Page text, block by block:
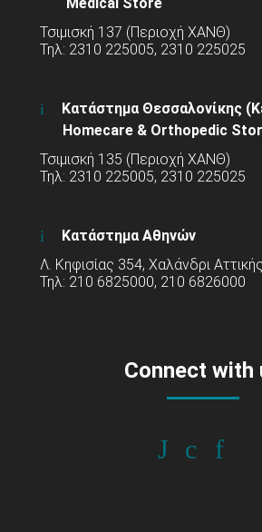
Τσιμισκή 137 (Περιοχή ΧΑΝΘ)
Τηλ: 2310 225005, 2310 225025
Κατάστημα Θεσσαλονίκης
Homecare & Orthopedic
Τσιμισκή 135 (Περιοχή ΧΑΝΘ)
Τηλ: 2310 225005, 2310 225025
Κατάστημα Αθηνών
Λ. Κηφισίας 354, Χαλάνδρι Αττικής
Τηλ: 210 6825000, 210 6826000
Connect with